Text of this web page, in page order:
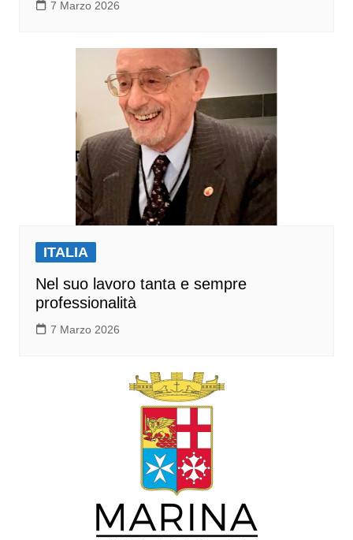
7 Marzo 2026
ITALIA
Nel suo lavoro tanta e sempre
professionalità
7 Marzo 2026